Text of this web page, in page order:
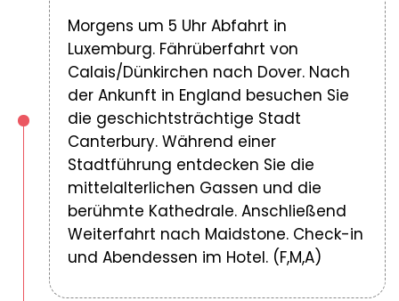
Morgens um 5 Uhr Abfahrt in
Luxemburg. Fährüberfahrt von
Calais/Dünkirchen nach Dover. Nach
der Ankunft in England besuchen Sie
die geschichtsträchtige Stadt
Canterbury. Während einer
Stadtführung entdecken Sie die
mittelalterlichen Gassen und die
berühmte Kathedrale. Anschließend
Weiterfahrt nach Maidstone. Check-in
und Abendessen im Hotel. (F,M,A)